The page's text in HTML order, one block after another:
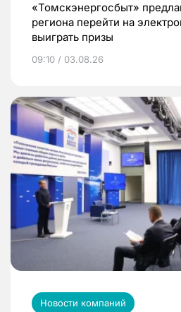
«Томскэнергосбыт»
региона перейти на
выиграть призы
09:10 / 03.08.26
Новости компаний